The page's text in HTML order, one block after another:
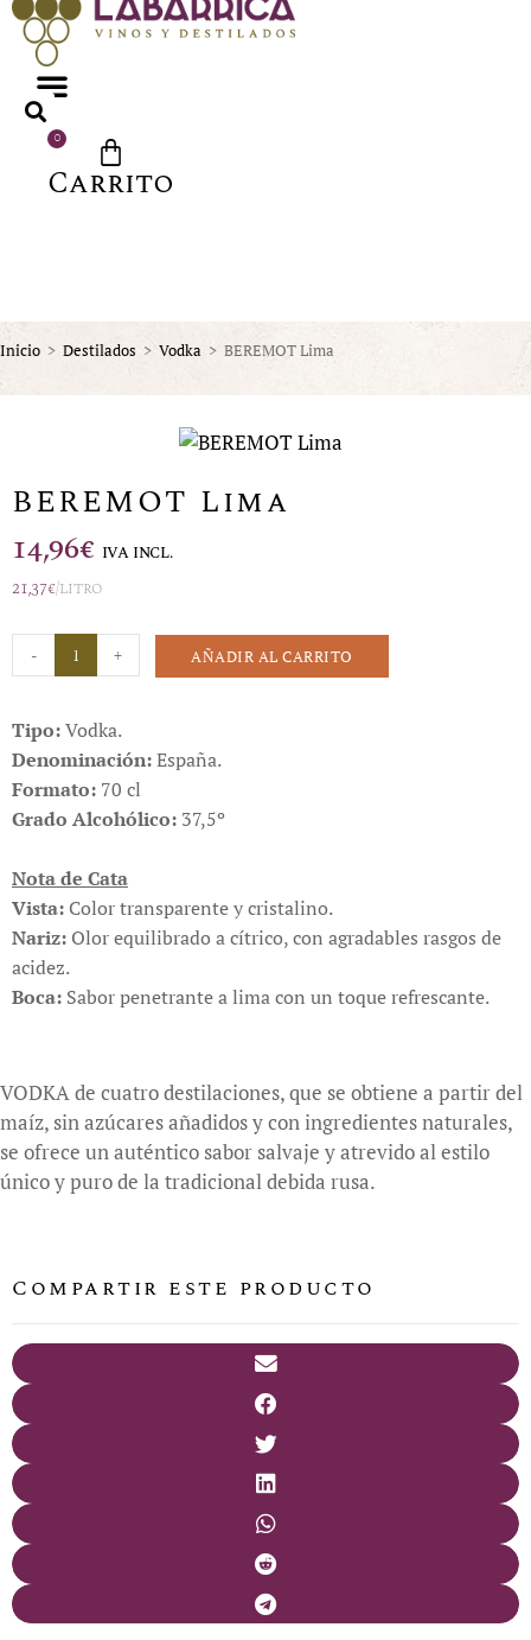
0
Carrito
Inicio > Destilados > Vodka > BEREMOT Lima
BEREMOT Lima
14,96€ IVA INCL.
21,37€/litro
BEREMOT
Lima
- + AÑADIR AL CARRITO
Tipo:Vodka.
Denominación:España.
Formato: 70 cl
Grado Alcohólico: 37,5º
Nota de Cata
Vista: Color transparente y cristalino.
Nariz: Olor equilibrado a cítrico, con agradables rasgos de
acidez.
Boca: Sabor penetrante a lima con un toque refrescante.
VODKA de cuatro destilaciones, que se obtiene a partir del
maíz, sin azúcares añadidos y con ingredientes naturales,
se ofrece un auténtico sabor salvaje y atrevido al estilo
único y puro de la tradicional debida rusa.
Compartir este producto